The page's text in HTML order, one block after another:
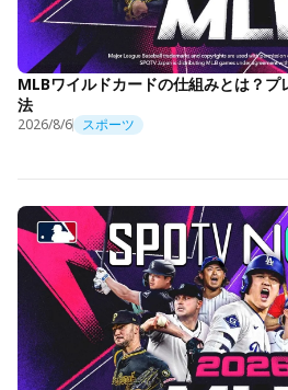
MLBワイルドカードの仕組みとは？プ
法
2026/8/6 スポーツ